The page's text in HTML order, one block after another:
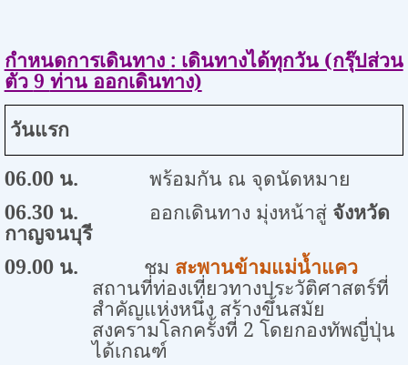
กำหนดการเดินทาง : เดินทางได้ทุกวัน (กรุ๊ปส่วน
ตัว 9 ท่าน ออกเดินทาง)
วันแรก
06.00 น.
พร้อมกัน ณ จุดนัดหมาย
06.30 น. ออกเดินทาง มุ่งหน้าสู่ จังหวัด
กาญจนบุรี
09.00น. ชม สะพานข้ามแม่น้ำแคว
สถานที่ท่องเที่ยวทางประวัติศาสตร์ที่
สำคัญแห่งหนึ่ง สร้างขึ้นสมัย
สงครามโลกครั้งที่ 2 โดยกองทัพญี่ปุ่น
ได้เกณฑ์